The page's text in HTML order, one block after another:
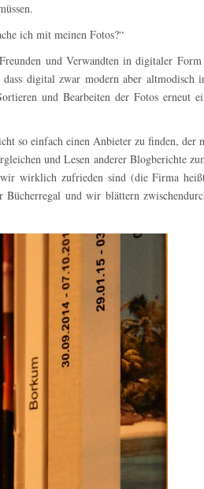
ich mit meinen Fotos?“
und Verwandten in digitaler
digital zwar modern aber altmodisch
und Bearbeiten der Fotos erneut
so einfach einen Anbieter zu finden, der
und Lesen anderer Blogberichte
wirklich zufrieden sind (die Firma
und wir blättern